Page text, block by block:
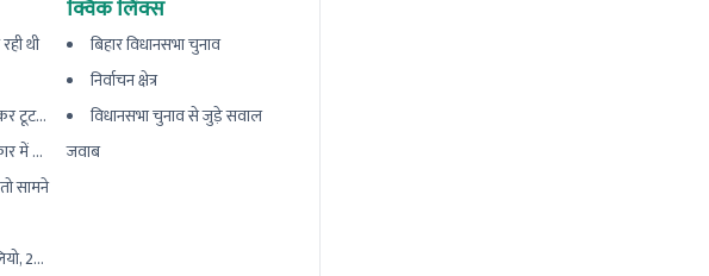
थी
टूट...
में ...
सामने
2...
क्विक लिंक्स
बिहार विधानसभा चुनाव
निर्वाचन क्षेत्र
विधानसभा चुनाव से जुड़े सवाल
जवाब